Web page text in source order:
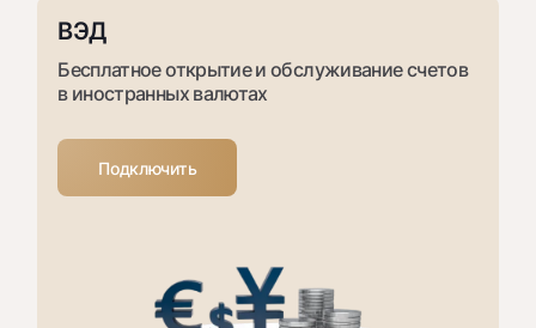
ВЭД
Бесплатное открытие и обслуживание счетов
в иностранных валютах
Подключить